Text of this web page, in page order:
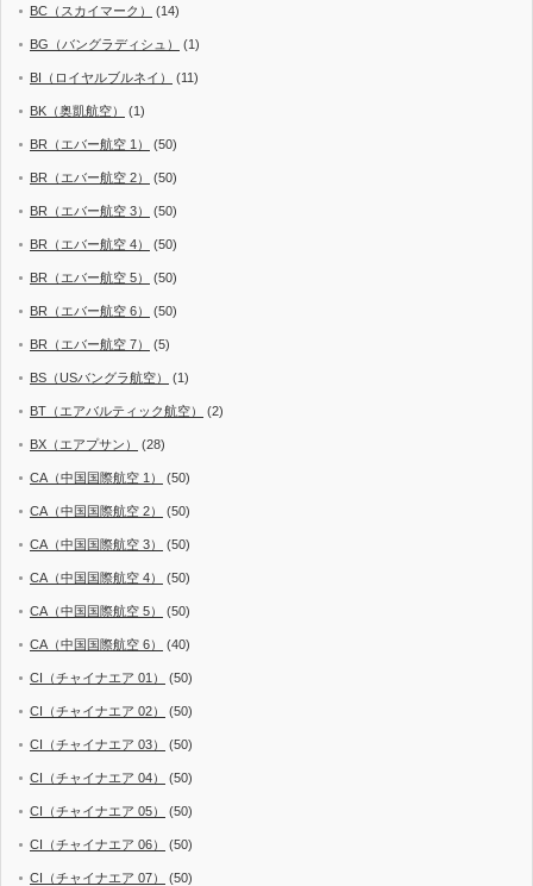
BC（スカイマーク） (14)
BG（バングラディシュ） (1)
BI（ロイヤルブルネイ） (11)
BK（奥凱航空） (1)
BR（エバー航空 1） (50)
BR（エバー航空 2） (50)
BR（エバー航空 3） (50)
BR（エバー航空 4） (50)
BR（エバー航空 5） (50)
BR（エバー航空 6） (50)
BR（エバー航空 7） (5)
BS（USバングラ航空） (1)
BT（エアバルティック航空） (2)
BX（エアプサン） (28)
CA（中国国際航空 1） (50)
CA（中国国際航空 2） (50)
CA（中国国際航空 3） (50)
CA（中国国際航空 4） (50)
CA（中国国際航空 5） (50)
CA（中国国際航空 6） (40)
CI（チャイナエア 01） (50)
CI（チャイナエア 02） (50)
CI（チャイナエア 03） (50)
CI（チャイナエア 04） (50)
CI（チャイナエア 05） (50)
CI（チャイナエア 06） (50)
CI（チャイナエア 07） (50)